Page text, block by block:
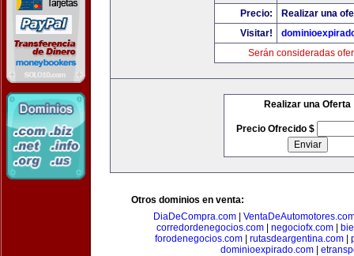
Precio:
Realizar una
Visitar!
Serán consideradas
Realizar una Oferta
Precio Ofrecido $
Otros dominios en venta:
DiaDeCompra.com|
corredordenegocios.com
negociofx.com
forodenegocios.com| rutasdeargentina.com|
dominioexpirado.com|